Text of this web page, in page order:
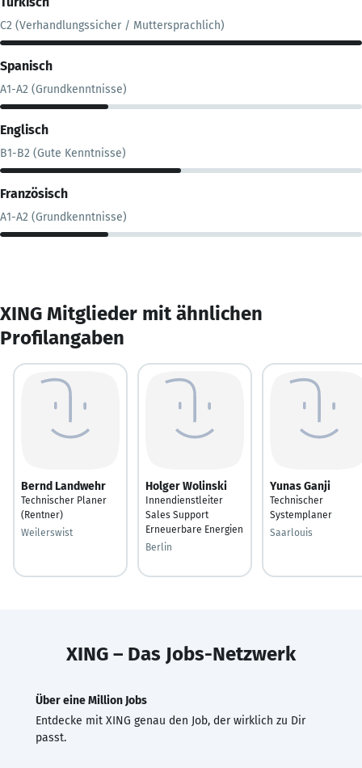
C2 (Verhandlungssicher / Muttersprachlich)
Spanisch
A1-A2 (Grundkenntnisse)
Englisch
B1-B2 (Gute Kenntnisse)
Französisch
A1-A2 (Grundkenntnisse)
XING Mitglieder mit ähnlichen
Profilangaben
Bernd Landwehr
Technischer Planer
(Rentner)
Weilerswist
Holger Wolinski
Innendienstleiter
Sales Support
Erneuerbare Energien
Berlin
Yunas Ganji
Technischer
Systemplaner
Saarlouis
XING – Das Jobs-Netzwerk
Über eine Million Jobs
Entdecke mit XING genau den Job, der wirklich zu Dir
passt.